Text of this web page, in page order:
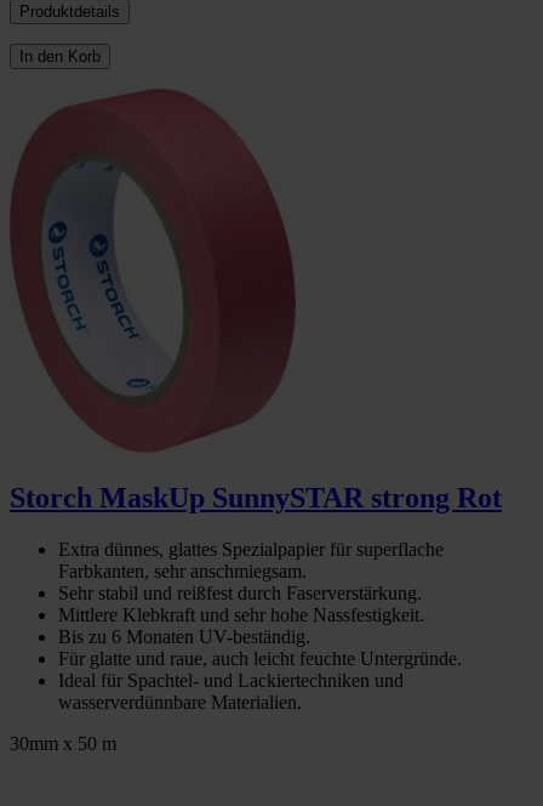
Produktdetails
In den Korb
Storch MaskUp SunnySTAR strong Rot
Extra dünnes, glattes Spezialpapier für superflache
Farbkanten, sehr anschmiegsam.
Sehr stabil und reißfest durch Faserverstärkung.
Mittlere Klebkraft und sehr hohe Nassfestigkeit.
Bis zu 6 Monaten UV-beständig.
Für glatte und raue, auch leicht feuchte Untergründe.
Ideal für Spachtel- und Lackiertechniken und
wasserverdünnbare Materialien.
30mm x 50 m